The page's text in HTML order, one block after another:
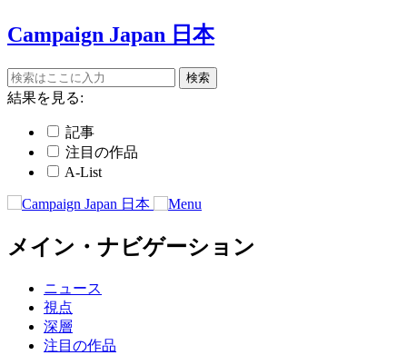
Campaign Japan 日本
結果を見る:
記事
注目の作品
A-List
メイン・ナビゲーション
ニュース
視点
深層
注目の作品